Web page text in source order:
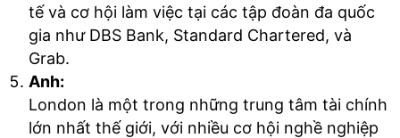
tế và cơ hội làm việc tại các tập đoàn đa quốc
gia như DBS Bank, Standard Chartered, và
Grab.
Anh:
London là một trong những trung tâm tài chính
lớn nhất thế giới, với nhiều cơ hội nghề nghiệp